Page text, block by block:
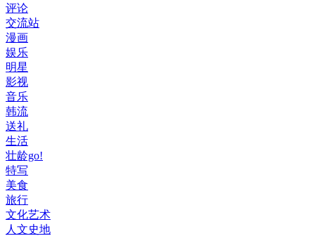
评论
交流站
漫画
娱乐
明星
影视
音乐
韩流
送礼
生活
壮龄go!
特写
美食
旅行
文化艺术
人文史地